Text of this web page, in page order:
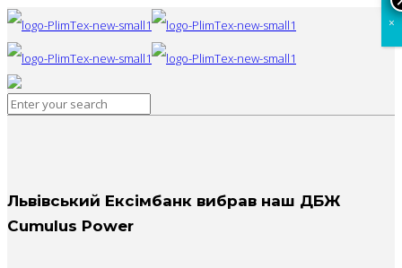
Львівський Ексімбанк вибрав наш ДБЖ
Cumulus Power
×